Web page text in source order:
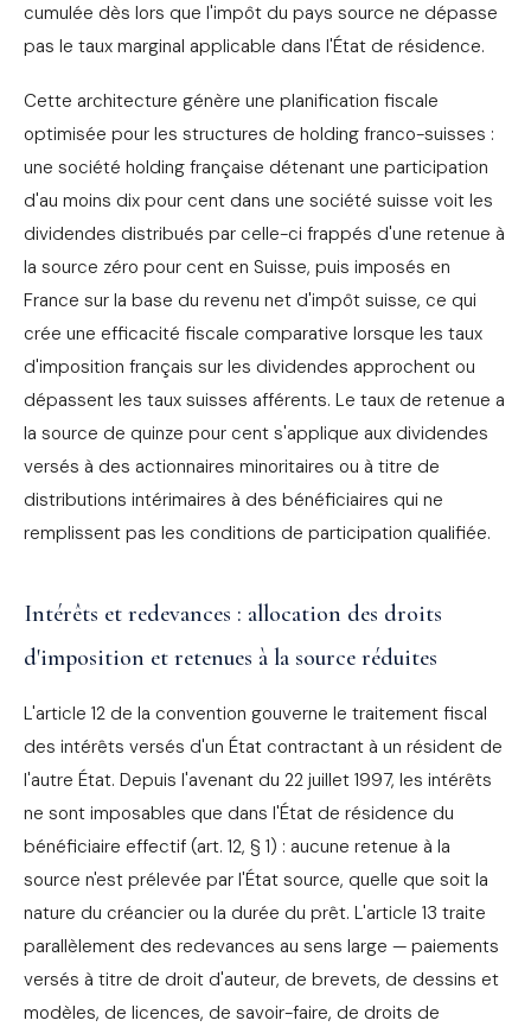
cumulée dès lors que l'impôt du pays source ne dépasse
pas le taux marginal applicable dans l'État de résidence.
Cette architecture génère une planification fiscale
optimisée pour les structures de holding franco-suisses :
une société holding française détenant une participation
d'au moins dix pour cent dans une société suisse voit les
dividendes distribués par celle-ci frappés d'une retenue à
la source zéro pour cent en Suisse, puis imposés en
France sur la base du revenu net d'impôt suisse, ce qui
crée une efficacité fiscale comparative lorsque les taux
d'imposition français sur les dividendes approchent ou
dépassent les taux suisses afférents. Le taux de retenue a
la source de quinze pour cent s'applique aux dividendes
versés à des actionnaires minoritaires ou à titre de
distributions intérimaires à des bénéficiaires qui ne
remplissent pas les conditions de participation qualifiée.
Intérêts et redevances : allocation des droits
d'imposition et retenues à la source réduites
L'article 12 de la convention gouverne le traitement fiscal
des intérêts versés d'un État contractant à un résident de
l'autre État. Depuis l'avenant du 22 juillet 1997, les intérêts
ne sont imposables que dans l'État de résidence du
bénéficiaire effectif (art. 12, § 1) : aucune retenue à la
source n'est prélevée par l'État source, quelle que soit la
nature du créancier ou la durée du prêt. L'article 13 traite
parallèlement des redevances au sens large — paiements
versés à titre de droit d'auteur, de brevets, de dessins et
modèles, de licences, de savoir-faire, de droits de